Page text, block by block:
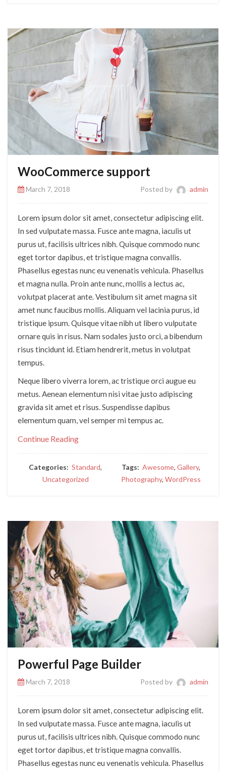
WooCommerce support
March 7, 2018 Posted by admin
Lorem ipsum dolor sit amet, consectetur adipiscing elit.
In sed vulputate massa. Fusce ante magna, iaculis ut
purus ut, facilisis ultrices nibh. Quisque commodo nunc
eget tortor dapibus, et tristique magna convallis.
Phasellus egestas nunc eu venenatis vehicula. Phasellus
et magna nulla. Proin ante nunc, mollis a lectus ac,
volutpat placerat ante. Vestibulum sit amet magna sit
amet nunc faucibus mollis. Aliquam vel lacinia purus, id
tristique ipsum. Quisque vitae nibh ut libero vulputate
ornare quis in risus. Nam sodales justo orci, a bibendum
risus tincidunt id. Etiam hendrerit, metus in volutpat
tempus.
Neque libero viverra lorem, ac tristique orci augue eu
metus. Aenean elementum nisi vitae justo adipiscing
gravida sit amet et risus. Suspendisse dapibus
elementum quam, vel semper mi tempus ac.
Continue Reading
Categories: Standard,
Uncategorized
Tags: Awesome, Gallery,
Photography, WordPress
Powerful Page Builder
March 7, 2018 Posted by admin
Lorem ipsum dolor sit amet, consectetur adipiscing elit.
In sed vulputate massa. Fusce ante magna, iaculis ut
purus ut, facilisis ultrices nibh. Quisque commodo nunc
eget tortor dapibus, et tristique magna convallis.
Phasellus egestas nunc eu venenatis vehicula. Phasellus